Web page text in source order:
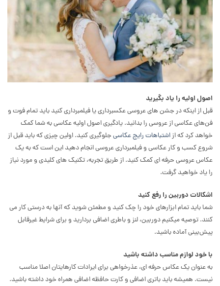
اصول اولیه را یاد بگیرید
قبل از اینکه در جشن های عروسی عکسبرداری یا فیلمبرداری کنید باید تمام فوت و
فن‌های عکاسی از عروسی را بدانید. یادگیری اصول اولیه عکاسی به شما کمک
خواهد کرد که ازاشتباهات رایج عکاسیجلوگیری کنید. اولین چیزی که باید قبل از
شروع کسب و کار عکاسی و فیلمبرداری عروسی انجام دهید این است که به یک
عکاس عروسی حرفه ای کمک کنید. از طریق تجربه، تکنیک های کلیدی و مورد نیاز
را یاد خواهید گرفت.
اشکالات دوربین را رفع کنید
شما باید تمام ابزارهای خود را چک کنید و مطمئن شوید که آنها به درستی کار می
کنند. توصیه میکنیم دوربین، لنز و باطری اضافی بردارید و برای شرایط غیرقابل
پیش‌بینی آماده باشید.
با خود لوازم مناسب داشته باشید
به عنوان یک عکاس حرفه ای، عذرخواهی برای ایرادات کارهایتان اصلا مناسب
نیست. همیشه باید باتری اضافی و کارت حافظه اضافی همراه خود داشته باشید.